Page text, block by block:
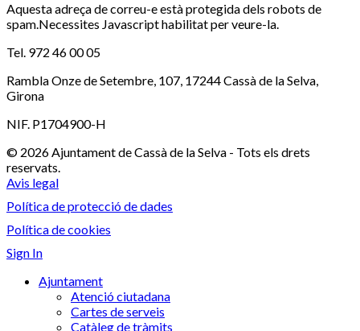
Aquesta adreça de correu-e està protegida dels robots de
spam.Necessites Javascript habilitat per veure-la.
Tel. 972 46 00 05
Rambla Onze de Setembre, 107, 17244 Cassà de la Selva,
Girona
NIF. P1704900-H
© 2026 Ajuntament de Cassà de la Selva - Tots els drets
reservats.
Avis legal
Política de protecció de dades
Política de cookies
Sign In
Ajuntament
Atenció ciutadana
Cartes de serveis
Catàleg de tràmits